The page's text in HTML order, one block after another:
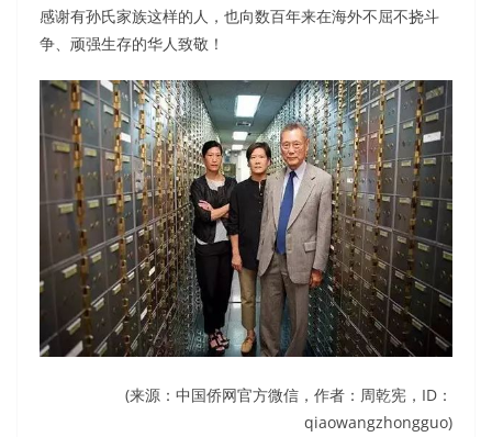
感谢有孙氏家族这样的人，也向数百年来在海外不屈不挠斗
争、顽强生存的华人致敬！
(来源：中国侨网官方微信，作者：周乾宪，ID：
qiaowangzhongguo)